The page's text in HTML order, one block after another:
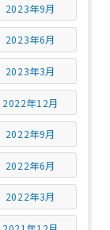
2023年9月
2023年6月
2023年3月
2022年12月
2022年9月
2022年6月
2022年3月